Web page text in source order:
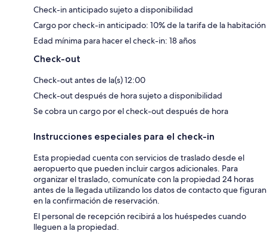
Check-in anticipado sujeto a disponibilidad
Cargo por check-in anticipado: 10% de la tarifa de la habitación
Edad mínima para hacer el check-in: 18 años
Check-out
Check-out antes de la(s) 12:00
Check-out después de hora sujeto a disponibilidad
Se cobra un cargo por el check-out después de hora
Instrucciones especiales para el check-in
Esta propiedad cuenta con servicios de traslado desde el
aeropuerto que pueden incluir cargos adicionales. Para
organizar el traslado, comunícate con la propiedad 24 horas
antes de la llegada utilizando los datos de contacto que figuran
en la confirmación de reservación.
El personal de recepción recibirá a los huéspedes cuando
lleguen a la propiedad.